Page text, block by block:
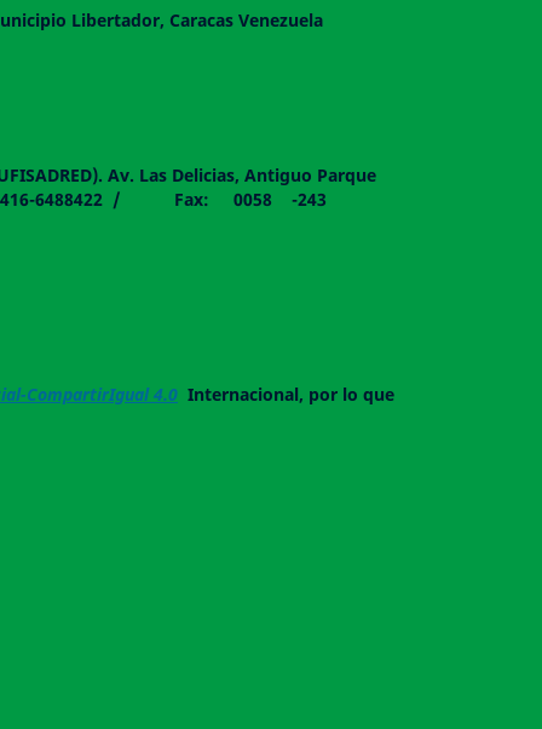
Libertador, Caracas Venezuela
Av. Las Delicias, Antiguo Parque
- 0416-6488422 / Fax: 0058 -243
CompartirIgual 4.0 Internacional, por lo que